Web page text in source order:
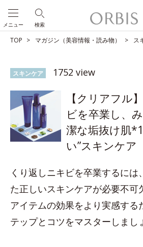
検索
メニュー
TOP マガジン（美容情報・読み物） ス
スキンケア 1752 view
【クリアフル
ビを卒業し、
潔な垢抜け肌
い”スキンケア
くり返しニキビを卒業するには
た正しいスキンケアが必要不可
アイテムの効果をより実感する
テップとコツをマスターしまし